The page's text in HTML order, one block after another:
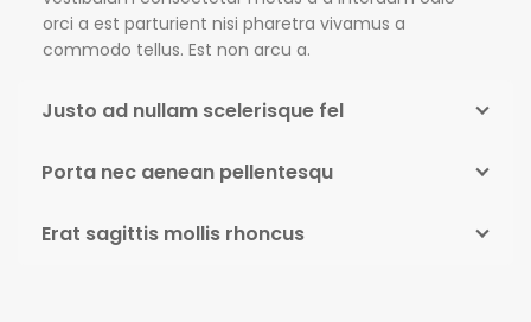
orci a est parturient nisi pharetra vivamus a
commodo tellus. Est non arcu a.
Justo ad nullam scelerisque fel
Porta nec aenean pellentesqu
Erat sagittis mollis rhoncus